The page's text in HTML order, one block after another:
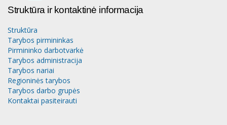
Struktūra ir kontaktinė informacija
Struktūra
Tarybos pirmininkas
Pirmininko darbotvarkė
Tarybos administracija
Tarybos nariai
Regioninės tarybos
Tarybos darbo grupės
Kontaktai pasiteirauti